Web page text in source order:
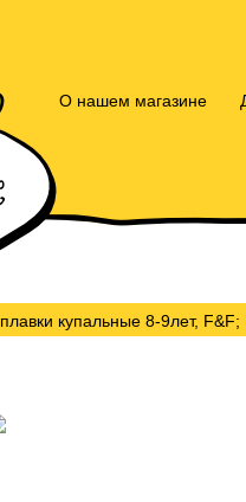
О нашем магазине
плавки купальные 8-9лет, F&F;